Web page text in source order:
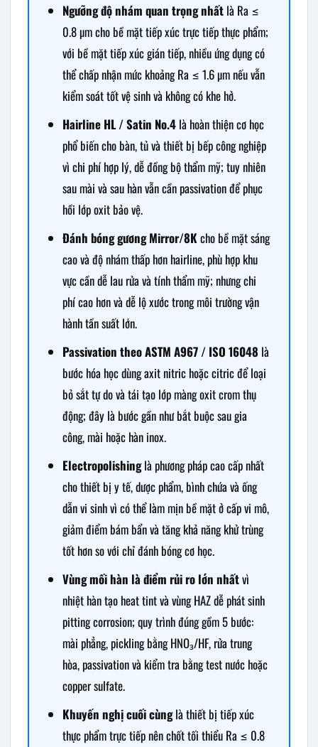
Ngưỡng độ nhám quan trọng nhấtlà Ra ≤
0.8 µm cho bề mặt tiếp xúc trực tiếp thực phẩm;
với bề mặt tiếp xúc gián tiếp, nhiều ứng dụng có
thể chấp nhận mức khoảng Ra ≤ 1.6 µm nếu vẫn
kiểm soát tốt vệ sinh và không có khe hở.
Hairline HL / Satin No.4là hoàn thiện cơ học
phổ biến cho bàn, tủ và thiết bị bếp công nghiệp
vì chi phí hợp lý, dễ đồng bộ thẩm mỹ; tuy nhiên
sau mài và sau hàn vẫn cần passivation để phục
hồi lớp oxit bảo vệ.
Đánh bóng gương Mirror/8K cho bề mặt sáng
cao và độ nhám thấp hơn hairline, phù hợp khu
vực cần dễ lau rửa và tính thẩm mỹ; nhưng chi
phí cao hơn và dễ lộ xước trong môi trường vận
hành tần suất lớn.
Passivation theo ASTM A967 / ISO 16048 là
bước hóa học dùng axit nitric hoặc citric để loại
bỏ sắt tự do và tái tạo lớp màng oxit crom thụ
động; đây là bước gần như bắt buộc sau gia
công, mài hoặc hàn inox.
Electropolishinglà phương pháp cao cấp nhất
cho thiết bị y tế, dược phẩm, bình chứa và ống
dẫn vi sinh vì có thể làm mịn bề mặt ở cấp vi mô,
giảm điểm bám bẩn và tăng khả năng khử trùng
tốt hơn so với chỉ đánh bóng cơ học.
Vùng mối hàn là điểm rủi ro lớn nhấtvì
nhiệt hàn tạo heat tint và vùng HAZ dễ phát sinh
pitting corrosion; quy trình đúng gồm 5 bước:
mài phẳng, pickling bằng HNO₃/HF, rửa trung
hòa, passivation và kiểm tra bằng test nước hoặc
copper sulfate.
Khuyến nghị cuối cùnglà thiết bị tiếp xúc
thực phẩm trực tiếp nên chốt tối thiểu Ra ≤ 0.8